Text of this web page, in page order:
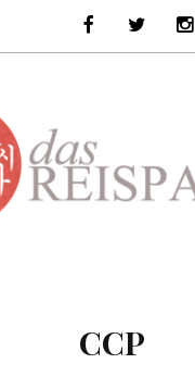
CCP
FacebookTwitter